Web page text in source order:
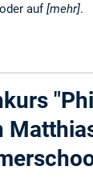
auf [mehr].